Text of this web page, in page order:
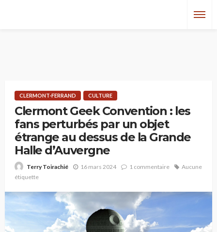
CLERMONT-FERRAND CULTURE
Clermont Geek Convention : les
fans perturbés par un objet
étrange au dessus de la Grande
Halle d’Auvergne
Terry Toirachié 16 mars 2024 1 commentaire
Aucune
étiquette